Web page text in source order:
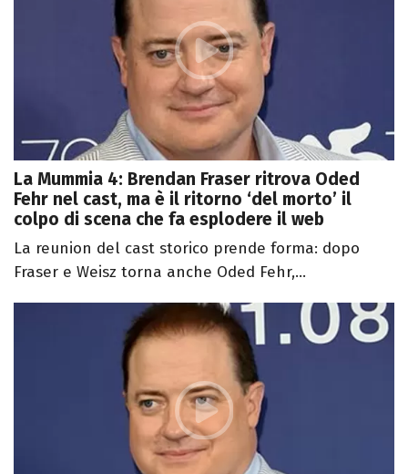
La Mummia 4: Brendan Fraser ritrova Oded
Fehr nel cast, ma è il ritorno ‘del morto’ il
colpo di scena che fa esplodere il web
La reunion del cast storico prende forma: dopo
Fraser e Weisz torna anche Oded Fehr,...